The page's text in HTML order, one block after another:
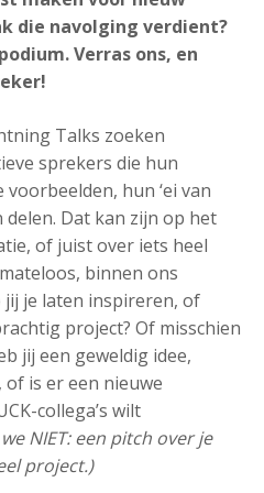
die navolging verdient?
Verras ons, en
Talks zoeken
sprekers die hun
hun ‘ei van
delen. Dat kan zijn op het
of juist over iets heel
binnen ons
jij je laten inspireren, of
project? Of misschien
jij een geweldig idee,
is er een nieuwe
collega’s wilt
NIET: een pitch over je
project.)